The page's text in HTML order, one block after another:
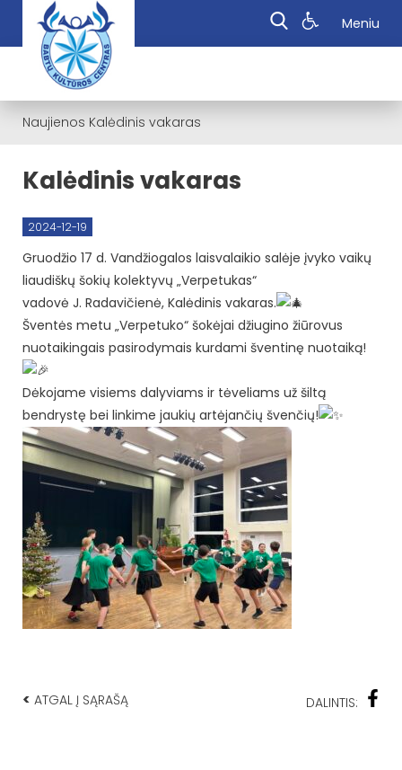
Meniu
Naujienos Kalėdinis vakaras
Kalėdinis vakaras
2024-12-19
Gruodžio 17 d. Vandžiogalos laisvalaikio salėje įvyko vaikų
liaudiškų šokių kolektyvų „Verpetukas“
vadovė J. Radavičienė, Kalėdinis vakaras.
Šventės metu „Verpetuko“ šokėjai džiugino žiūrovus
nuotaikingais pasirodymais kurdami šventinę nuotaiką!
Dėkojame visiems dalyviams ir tėveliams už šiltą
bendrystę bei linkime jaukių artėjančių švenčių!
< ATGAL Į SĄRAŠĄ DALINTIS: